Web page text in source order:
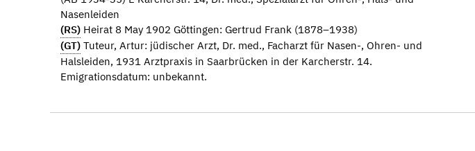
Nasenleiden
(RS) Heirat 8 May 1902 Göttingen: Gertrud Frank (1878–1938)
(GT) Tuteur, Artur: jüdischer Arzt, Dr. med., Facharzt für Nasen-, Ohren- und
Halsleiden, 1931 Arztpraxis in Saarbrücken in der Karcherstr. 14.
Emigrationsdatum: unbekannt.